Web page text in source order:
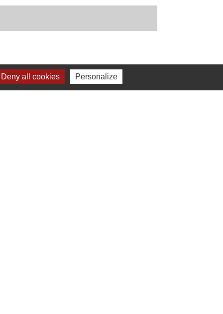
Signaler une erreur sur cette page
all cookies Personalize